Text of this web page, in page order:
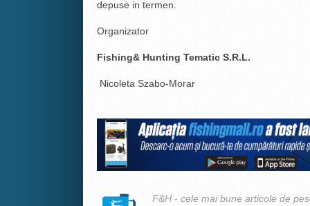
depuse in termen.
Organizator
Fishing& Hunting Tematic S.R.L.
Nicoleta Szabo-Morar
F&H - cele mai bune articole de